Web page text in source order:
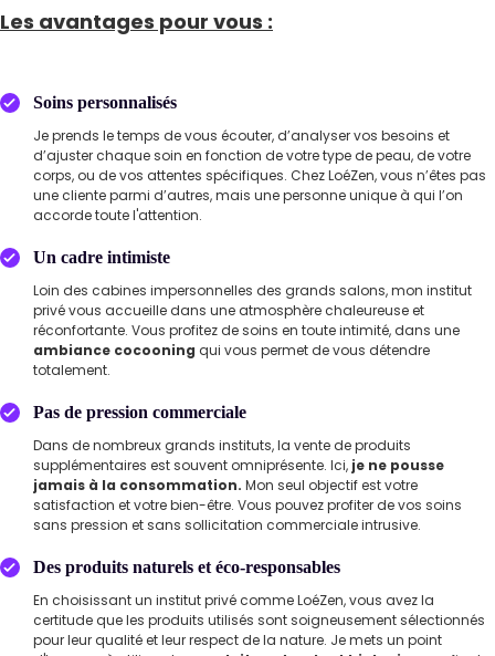
Les avantages pour vous :
Soins personnalisés
Je prends le temps de vous écouter, d’analyser vos besoins et
d’ajuster chaque soin en fonction de votre type de peau, de votre
corps, ou de vos attentes spécifiques. Chez LoéZen, vous n’êtes pas
une cliente parmi d’autres, mais une personne unique à qui l’on
accorde toute l'attention.
Un cadre intimiste
Loin des cabines impersonnelles des grands salons, mon institut
privé vous accueille dans une atmosphère chaleureuse et
réconfortante. Vous profitez de soins en toute intimité, dans une
ambiance cocooning qui vous permet de vous détendre
totalement.
Pas de pression commerciale
Dans de nombreux grands instituts, la vente de produits
supplémentaires est souvent omniprésente. Ici, je ne pousse
jamais à la consommation. Mon seul objectif est votre
satisfaction et votre bien-être. Vous pouvez profiter de vos soins
sans pression et sans sollicitation commerciale intrusive.
Des produits naturels et éco-responsables
En choisissant un institut privé comme LoéZen, vous avez la
certitude que les produits utilisés sont soigneusement sélectionnés
pour leur qualité et leur respect de la nature. Je mets un point